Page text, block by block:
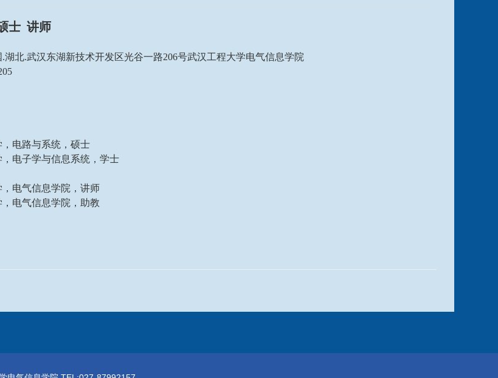
士 讲师
.湖北.武汉东湖新技术开发区光谷一路206号武汉工程大学电气信息学院
，电路与系统，硕士
，电子学与信息系统，学士
电气信息学院，讲师
，电气信息学院，助教